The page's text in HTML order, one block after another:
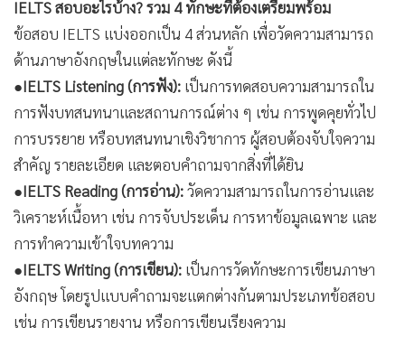
• อินโดจีน
•
กองทุนรวม
Celeb Online
Factcheck
• ญี่ปุ่น
• News1
• Gotomanager
ด้านภาษาอังกฤษในแต่ละทักษะ ดังนี้
●IELTS Listening (การฟัง): เป็นการทดสอบความสามารถใน
การฟังบทสนทนาและสถานการณ์ต่าง ๆ เช่น การพูดคุยทั่วไป
การบรรยาย หรือบทสนทนาเชิงวิชาการ ผู้สอบต้องจับใจความ
สำคัญ รายละเอียด และตอบคำถามจากสิ่งที่ได้ยิน
●IELTS Reading (การอ่าน):วัดความสามารถในการอ่านและ
วิเคราะห์เนื้อหา เช่น การจับประเด็น การหาข้อมูลเฉพาะ และ
การทำความเข้าใจบทความ
●IELTS Writing (การเขียน):เป็นการวัดทักษะการเขียนภาษา
อังกฤษ โดยรูปแบบคำถามจะแตกต่างกันตามประเภทข้อสอบ
เช่น การเขียนรายงาน หรือการเขียนเรียงความ
●IELTS Speaking (การพูด):เป็นการสัมภาษณ์กับผู้ตรวจสอบ
เพื่อประเมินความสามารถในการสื่อสาร การออกเสียง คำศัพท์